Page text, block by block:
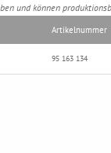
und können
Artikelnummer
95 163 134